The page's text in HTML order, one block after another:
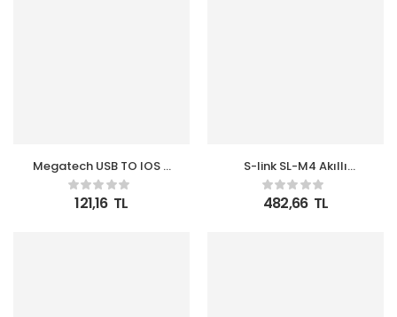
Megatech USB TO IOS 2
mt Data Kablo
(CHC06)
121,16 TL
S-link SL-M4 Akıllı
Telefon ve Tablet
4000mah 4 usb Port
Kırmızı Ev Şarj Adaptör
482,66 TL